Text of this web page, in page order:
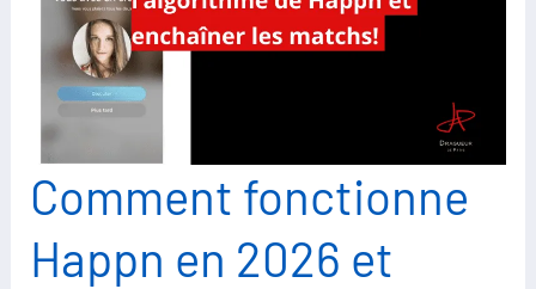
Comment fonctionne
Happn en 2026 et